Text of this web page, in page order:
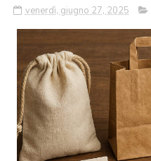
venerdì, giugno 27, 2025